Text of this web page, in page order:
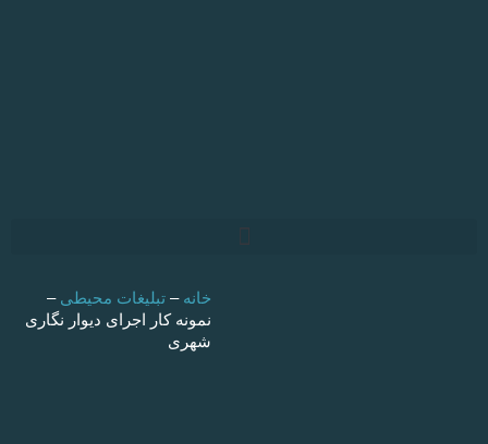
خانه–تبلیغات محیطی–
نمونه کار اجرای دیوار نگاری
شهری